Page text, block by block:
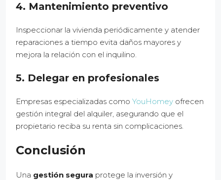
4. Mantenimiento preventivo
Inspeccionar la vivienda periódicamente y atender
reparaciones a tiempo evita daños mayores y
mejora la relación con el inquilino.
5. Delegar en profesionales
Empresas especializadas como YouHomey ofrecen
gestión integral del alquiler, asegurando que el
propietario reciba su renta sin complicaciones.
Conclusión
Una gestión segura protege la inversión y